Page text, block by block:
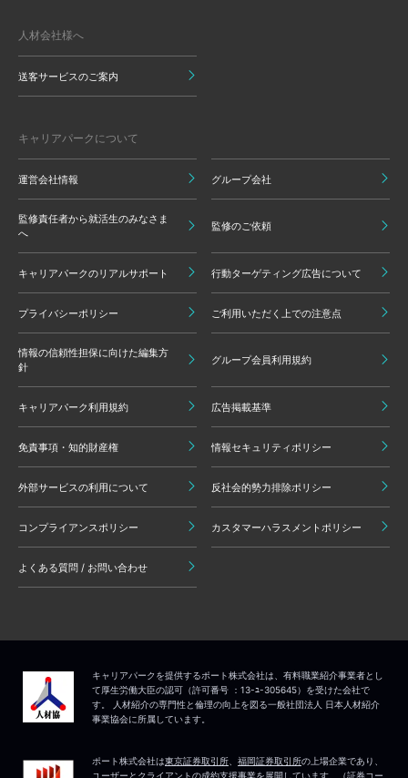
人材会社様へ
送客サービスのご案内
キャリアパークについて
運営会社情報 グループ会社
監修責任者から就活生のみなさま
へ
監修のご依頼
キャリアパークのリアルサポート 行動ターゲティング広告について
プライバシーポリシー ご利用いただく上での注意点
情報の信頼性担保に向けた編集方
針
グループ会員利用規約
キャリアパーク利用規約 広告掲載基準
免責事項・知的財産権 情報セキュリティポリシー
外部サービスの利用について 反社会的勢力排除ポリシー
コンプライアンスポリシー カスタマーハラスメントポリシー
よくある質問 / お問い合わせ